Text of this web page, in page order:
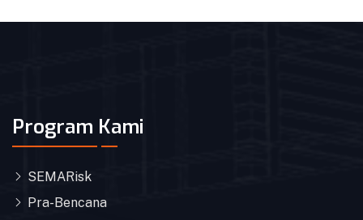
Program Kami
SEMARisk
Pra-Bencana